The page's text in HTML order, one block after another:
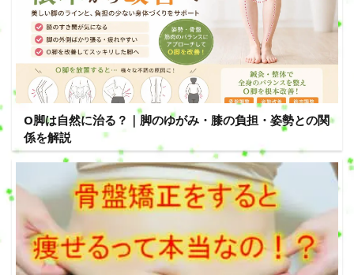
O脚は自然に治る？｜脚のゆがみ・膝の負担・姿勢との関
係を解説